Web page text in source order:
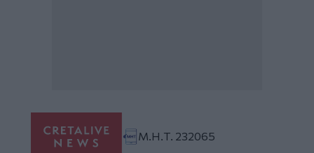
Μ.Η.Τ. 232065